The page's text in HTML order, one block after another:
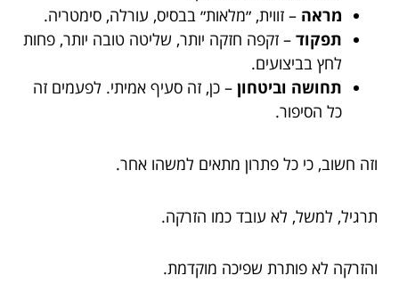
מראה – זווית, ״מלאות״ בבסיס, עורלה, סימטריה.
תפקוד – זקפה חזקה יותר, שליטה טובה יותר, פחות
לחץ בביצועים.
תחושה וביטחון – כן, זה סעיף אמיתי. לפעמים זה
כל הסיפור.
וזה חשוב, כי כל פתרון מתאים למשהו אחר.
תרגיל, למשל, לא עובד כמו הזרקה.
והזרקה לא פותרת שפיכה מוקדמת.